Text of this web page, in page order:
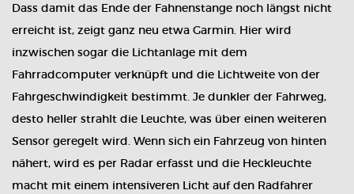
Dass damit das Ende der Fahnenstange noch längst nicht
erreicht ist, zeigt ganz neu etwa Garmin. Hier wird
inzwischen sogar die Lichtanlage mit dem
Fahrradcomputer verknüpft und die Lichtweite von der
Fahrgeschwindigkeit bestimmt. Je dunkler der Fahrweg,
desto heller strahlt die Leuchte, was über einen weiteren
Sensor geregelt wird. Wenn sich ein Fahrzeug von hinten
nähert, wird es per Radar erfasst und die Heckleuchte
macht mit einem intensiveren Licht auf den Radfahrer